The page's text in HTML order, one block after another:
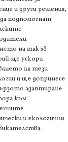
и други решения,
подпомогнат
на такъв
ще ускори
на тези
и ще допринесе
адаптиране
към
и екологични